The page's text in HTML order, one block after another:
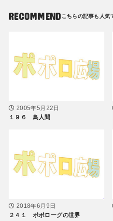
RECOMMEND
2005年5月22日
１９６ 鳥人間
2018年6月9日
２４１ ポポローグの世界